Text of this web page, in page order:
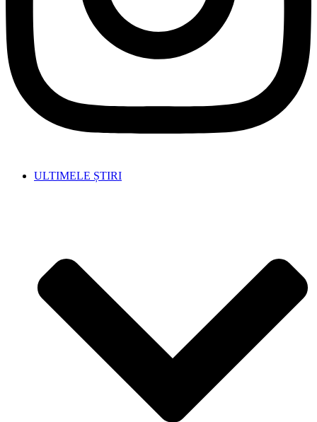
ULTIMELE ȘTIRI